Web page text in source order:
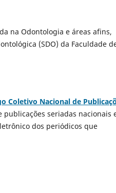
na Odontologia e áreas afins,
(SDO) da Faculdade
Coletivo Nacional de
publicações seriadas nacionais
dos periódicos que